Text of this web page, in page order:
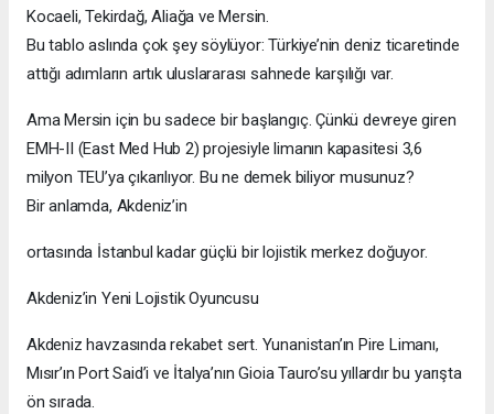
Kocaeli, Tekirdağ, Aliağa ve Mersin.
Bu tablo aslında çok şey söylüyor: Türkiye’nin deniz ticaretinde
attığı adımların artık uluslararası sahnede karşılığı var.
Ama Mersin için bu sadece bir başlangıç. Çünkü devreye giren
EMH-II (East Med Hub 2) projesiyle limanın kapasitesi 3,6
milyon TEU’ya çıkarılıyor. Bu ne demek biliyor musunuz?
Bir anlamda, Akdeniz’in
ortasında İstanbul kadar güçlü bir lojistik merkez doğuyor.
Akdeniz’in Yeni Lojistik Oyuncusu
Akdeniz havzasında rekabet sert. Yunanistan’ın Pire Limanı,
Mısır’ın Port Said’i ve İtalya’nın Gioia Tauro’su yıllardır bu yarışta
ön sırada.